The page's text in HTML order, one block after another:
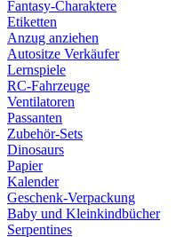
Fantasy-Charaktere
Etiketten
Anzug anziehen
Autositze Verkäufer
Lernspiele
RC-Fahrzeuge
Ventilatoren
Passanten
Zubehör-Sets
Dinosaurs
Papier
Kalender
Geschenk-Verpackung
Baby und Kleinkindbücher
Serpentines